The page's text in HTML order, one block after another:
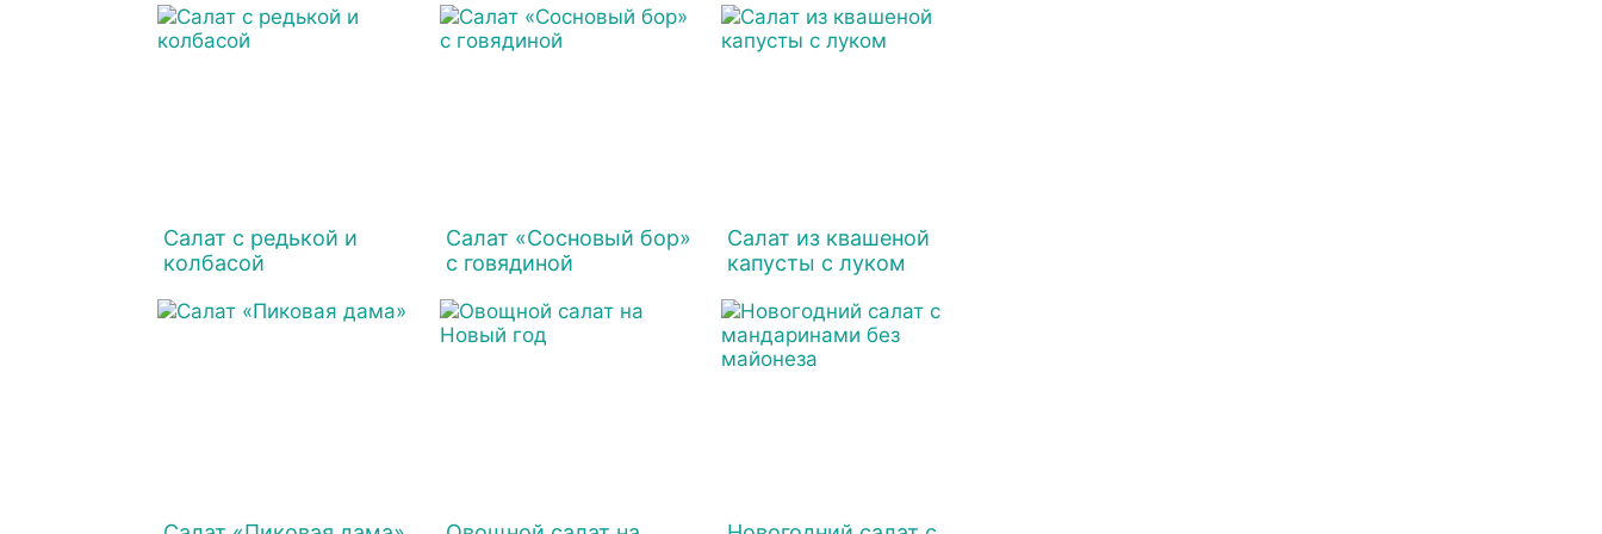
Салат с редькой и
колбасой
Салат «Сосновый бор»
с говядиной
Салат из квашеной
капусты с луком